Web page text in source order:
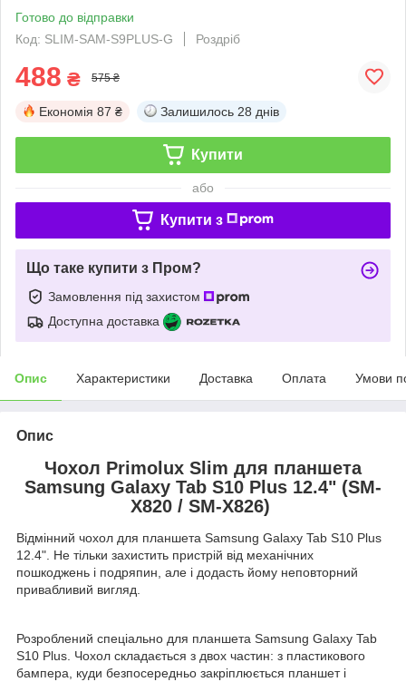
Готово до відправки
Код: SLIM-SAM-S9PLUS-G
Роздріб
488 ₴ 575 ₴
Економія 87 ₴ Залишилось 28 днів
Купити
або
Купити з
Що таке купити з Пром?
Замовлення під захистом
Доступна доставка
Опис Характеристики Доставка Оплата Умови
Опис
Чохол Primolux Slim для планшета
Samsung Galaxy Tab S10 Plus 12.4" (SM-
X820 / SM-X826)
Відмінний чохол для планшета Samsung Galaxy Tab S10 Plus
12.4". Не тільки захистить пристрій від механічних
пошкоджень і подряпин, але і додасть йому неповторний
привабливий вигляд.
Розроблений спеціально для планшета Samsung Galaxy Tab
S10 Plus. Чохол складається з двох частин: з пластикового
бампера, куди безпосередньо закріплюється планшет і